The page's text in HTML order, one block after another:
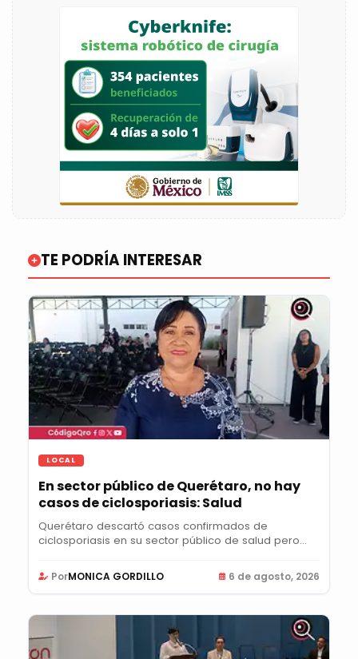
TE PODRÍA INTERESAR
LOCAL
En sector público de Querétaro, no hay
casos de ciclosporiasis: Salud
Querétaro descartó casos confirmados de
ciclosporiasis en su sector público de salud pero
PorMONICA GORDILLO 6 de agosto, 2026